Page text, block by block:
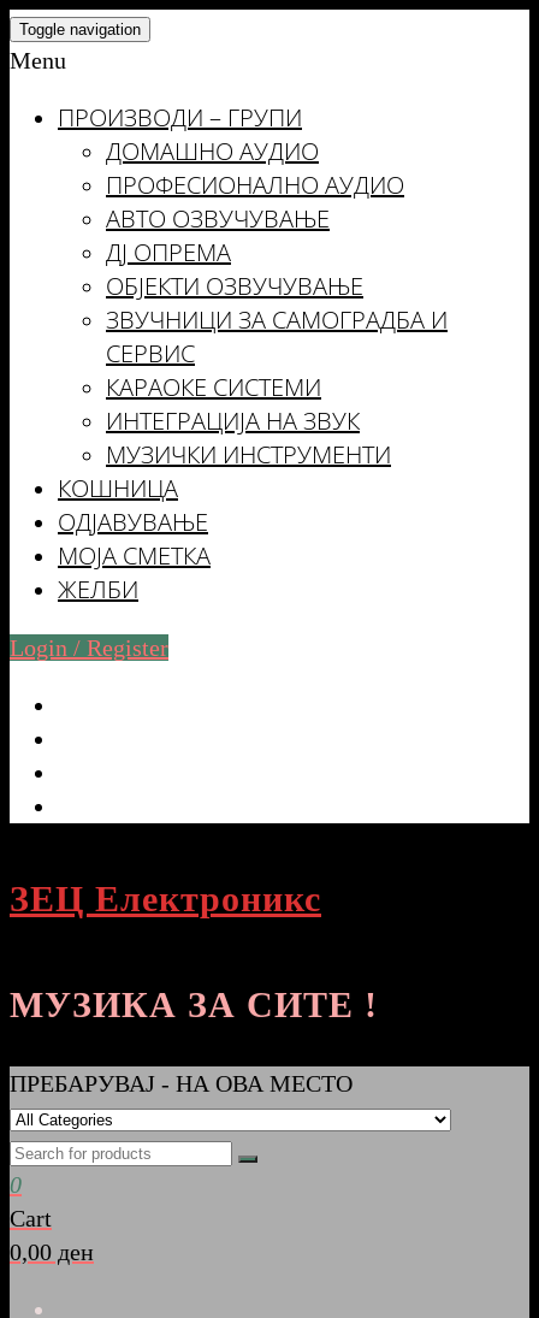
Skip
to
content
Toggle navigation
Menu
ПРОИЗВОДИ – ГРУПИ
ДОМАШНО АУДИО
ПРОФЕСИОНАЛНО АУДИО
АВТО ОЗВУЧУВАЊЕ
ДЈ ОПРЕМА
ОБЈЕКТИ ОЗВУЧУВАЊЕ
ЗВУЧНИЦИ ЗА САМОГРАДБА И
СЕРВИС
КАРАОКЕ СИСТЕМИ
ИНТЕГРАЦИЈА НА ЗВУК
МУЗИЧКИ ИНСТРУМЕНТИ
КОШНИЦА
ОДЈАВУВАЊЕ
МОЈА СМЕТКА
ЖЕЛБИ
Login / Register
ЗЕЦ Електроникс
МУЗИКА ЗА СИТЕ !
ПРЕБАРУВАЈ - НА ОВА МЕСТО
0
Cart
0,00 ден